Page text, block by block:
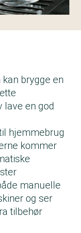
brygge en
lave en god
hjemmebrug
kommer
manuelle
og ser
tilbehør